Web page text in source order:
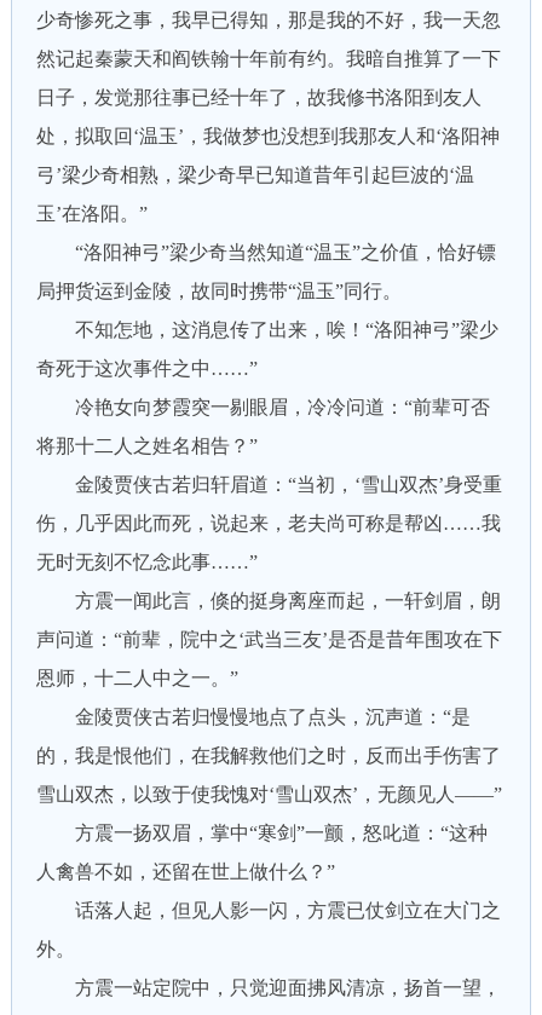
少奇惨死之事，我早已得知，那是我的不好，我一天忽
然记起秦蒙天和阎铁翰十年前有约。我暗自推算了一下
日子，发觉那往事已经十年了，故我修书洛阳到友人
处，拟取回‘温玉’，我做梦也没想到我那友人和‘洛阳神
弓’梁少奇相熟，梁少奇早已知道昔年引起巨波的‘温
玉’在洛阳。”
“洛阳神弓”梁少奇当然知道“温玉”之价值，恰好镖
局押货运到金陵，故同时携带“温玉”同行。
不知怎地，这消息传了出来，唉！“洛阳神弓”梁少
奇死于这次事件之中……”
冷艳女向梦霞突一剔眼眉，冷冷问道：“前辈可否
将那十二人之姓名相告？”
金陵贾侠古若归轩眉道：“当初，‘雪山双杰’身受重
伤，几乎因此而死，说起来，老夫尚可称是帮凶……我
无时无刻不忆念此事……”
方震一闻此言，倏的挺身离座而起，一轩剑眉，朗
声问道：“前辈，院中之‘武当三友’是否是昔年围攻在下
恩师，十二人中之一。”
金陵贾侠古若归慢慢地点了点头，沉声道：“是
的，我是恨他们，在我解救他们之时，反而出手伤害了
雪山双杰，以致于使我愧对‘雪山双杰’，无颜见人——”
方震一扬双眉，掌中“寒剑”一颤，怒叱道：“这种
人禽兽不如，还留在世上做什么？”
话落人起，但见人影一闪，方震已仗剑立在大门之
外。
方震一站定院中，只觉迎面拂风清凉，扬首一望，